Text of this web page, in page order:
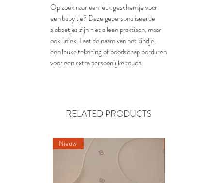
Op zoek naar een leuk geschenkje voor
een baby'tje? Deze gepersonaliseerde
slabbetjes zijn niet alleen praktisch, maar
ook uniek! Laat de naam van het kindje,
een leuke tekening of boodschap borduren
voor een extra persoonlijke touch.
RELATED PRODUCTS
Nieuw!